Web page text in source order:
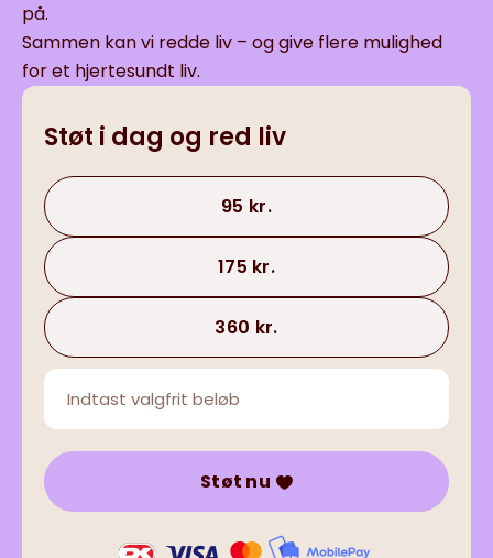
på.
Sammen kan vi redde liv – og give flere mulighed
for et hjertesundt liv.
Støt i dag og red liv
95 kr.
175 kr.
360 kr.
Støt nu